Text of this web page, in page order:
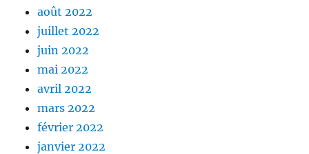
août 2022
juillet 2022
juin 2022
mai 2022
avril 2022
mars 2022
février 2022
janvier 2022